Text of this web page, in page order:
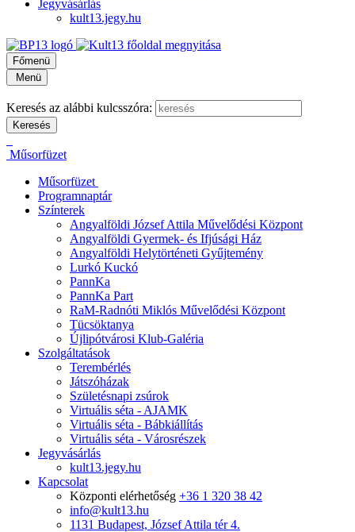
Jegyvásárlás
kult13.jegy.hu
Főmenü
Menü
Keresés az alábbi kulcsszóra:
Műsorfüzet
Műsorfüzet
Programnaptár
Színterek
Angyalföldi József Attila Művelődési Központ
Angyalföldi Gyermek- és Ifjúsági Ház
Angyalföldi Helytörténeti Gyűjtemény
Lurkó Kuckó
PannKa
PannKa Part
RaM-Radnóti Miklós Művelődési Központ
Tücsöktanya
Újlipótvárosi Klub-Galéria
Szolgáltatások
Terembérlés
Játszóházak
Születésnapi zsúrok
Virtuális séta - AJAMK
Virtuális séta - Bábkiállítás
Virtuális séta - Városrészek
Jegyvásárlás
kult13.jegy.hu
Kapcsolat
Központi elérhetőség +36 1 320 38 42
info@kult13.hu
1131 Budapest, József Attila tér 4.